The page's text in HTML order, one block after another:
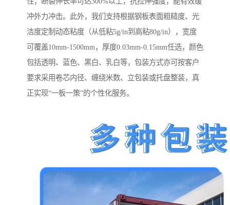
冲外力冲击。此外，我们支持根据钢板表面粗糙度、光
洁度定制动态粘度（从低粘5g/in到高粘80g/in），宽度
可覆盖10mm-1500mm，厚度0.03mm-0.15mm任选，颜色
包括透明、蓝色、黑白、乳白等，包装方式亦可按客户
要求采用卷芯内径、缠绕米数、立包装或托盘整装，真
正实现“一板一策”的个性化服务。